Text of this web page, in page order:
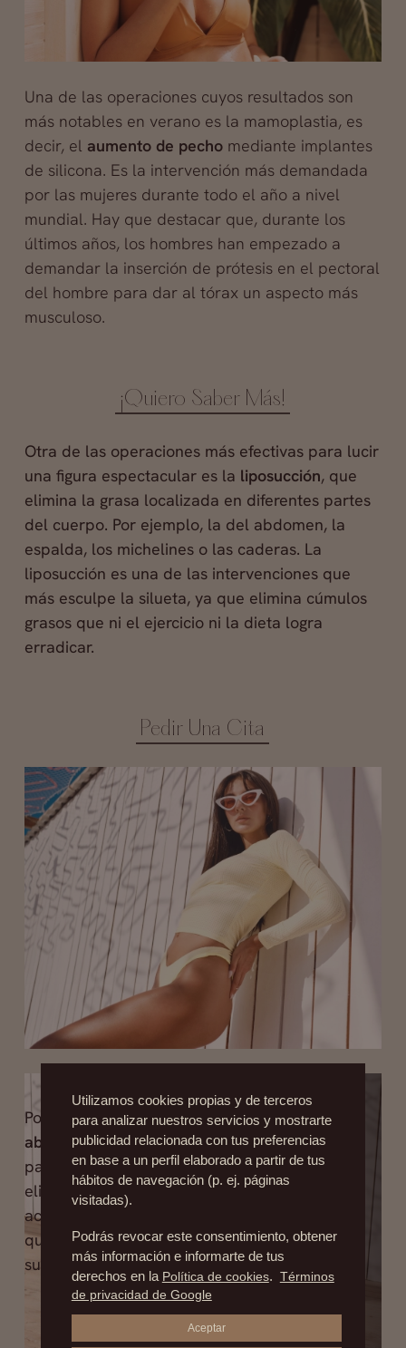
Una de las operaciones cuyos resultados son
más notables en verano es la mamoplastia, es
decir, el aumento de pechomediante implantes
de silicona. Es la intervención más demandada
por las mujeres durante todo el año a nivel
mundial. Hay que destacar que, durante los
últimos años, los hombres han empezado a
demandar la inserción de prótesis en el pectoral
del hombre para dar al tórax un aspecto más
musculoso.
¡Quiero Saber Más!
Otra de las operaciones más efectivas para lucir
una figura espectacular es la liposucción, que
elimina la grasa localizada en diferentes partes
del cuerpo. Por ejemplo, la del abdomen, la
espalda, los michelines o las caderas. La
liposucción es una de las intervenciones que
más esculpe la silueta, ya que elimina cúmulos
grasos que ni el ejercicio ni la dieta logra
erradicar.
Pedir Una Cita
Por último, cerrando el top 3, está la
abdominoplastia. Esta intervención es idónea
para lucir un cuerpo 10 en verano, ya que
elimina la piel sobrante del vientre que puede
acumularse tras una gran pérdida de peso y
que le confiere un aspecto abultado, algo que
sucede comúnmente después del embarazo.
Utilizamos cookies propias y de terceros
para analizar nuestros servicios y mostrarte
publicidad relacionada con tus preferencias
en base a un perfil elaborado a partir de tus
hábitos de navegación (p. ej. páginas
visitadas).
Podrás revocar este consentimiento, obtener
más información e informarte de tus
derechos en la Política de cookies. Términos
de privacidad de Google
Aceptar